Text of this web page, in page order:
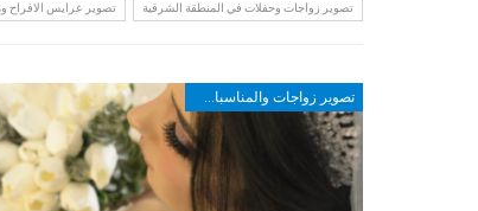
تصوير زواجات وحفلات في المنطقة الشرقية تصوير عرايس الافراح
تصوير زواجات والمناسبات في مكة والطائف وأبها والجنوب